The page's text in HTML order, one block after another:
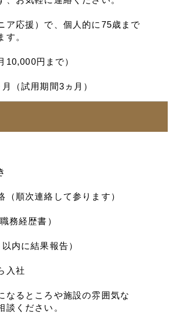
ア応援）で、個人的に75歳まで
す。
10,000円まで）
（試用期間3ヵ月）
順次連絡して参ります）
務経歴書）
内に結果報告）
入社
なるところや施設の雰囲気な
談ください。